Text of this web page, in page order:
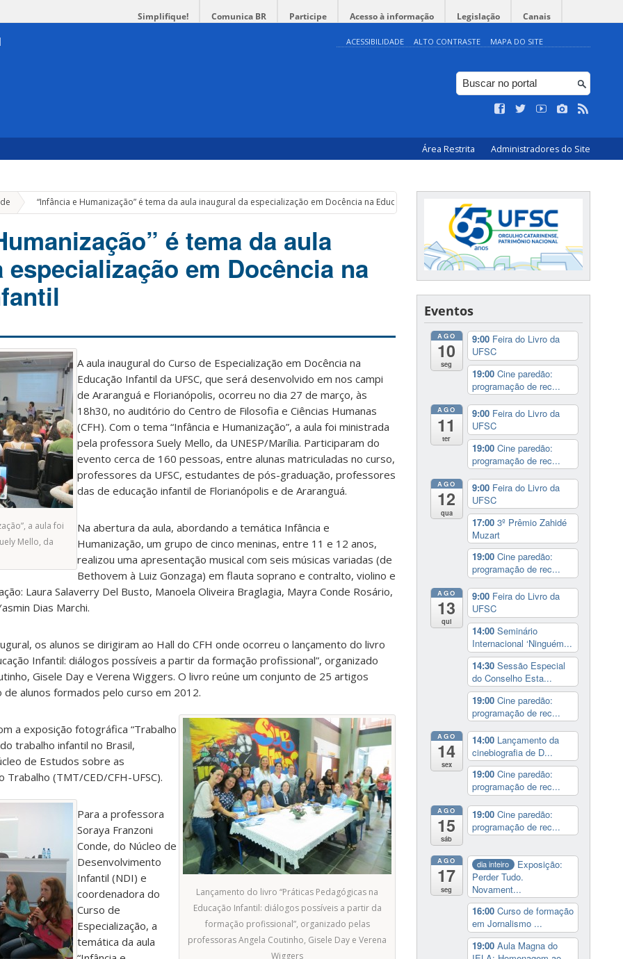
Simplifique! Comunica BR Participe Acesso à informação Legislação Canais
ACESSIBILIDADE ALTO CONTRASTE MAPA DO SITE
Área Restrita Administradores do Site
» “Infância e Humanização” é tema da aula inaugural da especialização em Docência na Educação Infantil
é tema da aula
em Docência na
a aula foi
Mello, da
A aula inaugural do Curso de Especialização em Docência na
Educação Infantil da UFSC, que será desenvolvido em nos campi
de Araranguá e Florianópolis, ocorreu no dia 27 de março, às
18h30, no auditório do Centro de Filosofia e Ciências Humanas
(CFH). Com o tema “Infância e Humanização”, a aula foi ministrada
pela professora Suely Mello, da UNESP/Marília. Participaram do
evento cerca de 160 pessoas, entre alunas matriculadas no curso,
professores da UFSC, estudantes de pós-graduação, professores
das de educação infantil de Florianópolis e de Araranguá.
Na abertura da aula, abordando a temática Infância e
Humanização, um grupo de cinco meninas, entre 11 e 12 anos,
realizou uma apresentação musical com seis músicas variadas (de
Bethovem à Luiz Gonzaga) em flauta soprano e contralto, violino e
Laura Salaverry Del Busto, Manoela Oliveira Braglagia, Mayra Conde Rosário,
Dias Marchi.
os alunos se dirigiram ao Hall do CFH onde ocorreu o lançamento do livro
Infantil: diálogos possíveis a partir da formação profissional”, organizado
Gisele Day e Verena Wiggers. O livro reúne um conjunto de 25 artigos
alunos formados pelo curso em 2012.
Lançamento do livro “Práticas Pedagógicas na
Educação Infantil: diálogos possíveis a partir da
formação profissional”, organizado pelas
professoras Angela Coutinho, Gisele Day e Verena
Wiggers
a exposição fotográfica “Trabalho
trabalho infantil no Brasil,
de Estudos sobre as
(TMT/CED/CFH-UFSC).
Para a professora
Soraya Franzoni
Conde, do Núcleo de
Desenvolvimento
Infantil (NDI) e
coordenadora do
Curso de
Especialização, a
temática da aula
Eventos
AGO
10
seg
9:00 Feira do Livro da
UFSC
19:00 Cine paredão:
programação de rec...
AGO
11
ter
9:00 Feira do Livro da
UFSC
19:00 Cine paredão:
programação de rec...
AGO
12
qua
9:00 Feira do Livro da
UFSC
17:00 3º Prêmio Zahidé
Muzart
19:00 Cine paredão:
programação de rec...
AGO
13
qui
9:00 Feira do Livro da
UFSC
14:00 Seminário
Internacional ‘Ninguém...
14:30 Sessão Especial
do Conselho Esta...
19:00 Cine paredão:
programação de rec...
AGO
14
sex
14:00 Lançamento da
cinebiografia de D...
19:00 Cine paredão:
programação de rec...
AGO
15
sáb
19:00 Cine paredão:
programação de rec...
AGO
17
seg
dia inteiro
Exposição:
Perder Tudo.
Novament...
16:00 Curso de formação
em Jornalismo ...
19:00 Aula Magna do